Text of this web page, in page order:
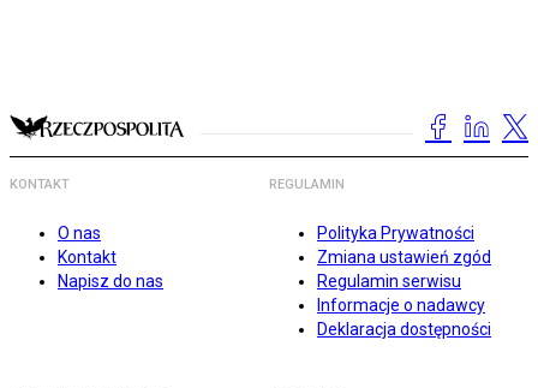
KONTAKT
O nas
Kontakt
Napisz do nas
REGULAMIN
Polityka Prywatności
Zmiana ustawień zgód
Regulamin serwisu
Informacje o nadawcy
Deklaracja dostępności